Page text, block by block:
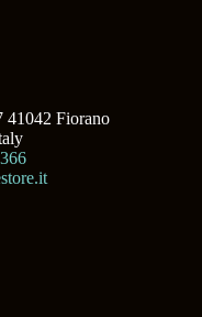
41042 Fiorano